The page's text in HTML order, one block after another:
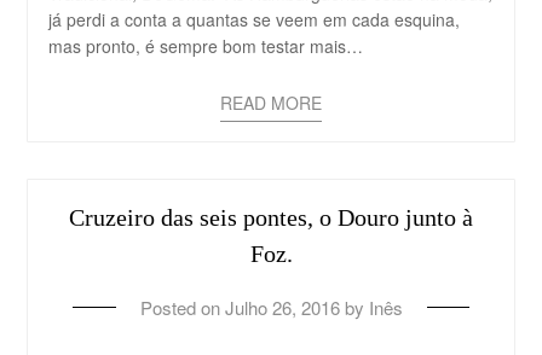
já perdi a conta a quantas se veem em cada esquina,
mas pronto, é sempre bom testar mais…
READ MORE
Cruzeiro das seis pontes, o Douro junto à
Foz.
Posted onJulho 26, 2016by Inês